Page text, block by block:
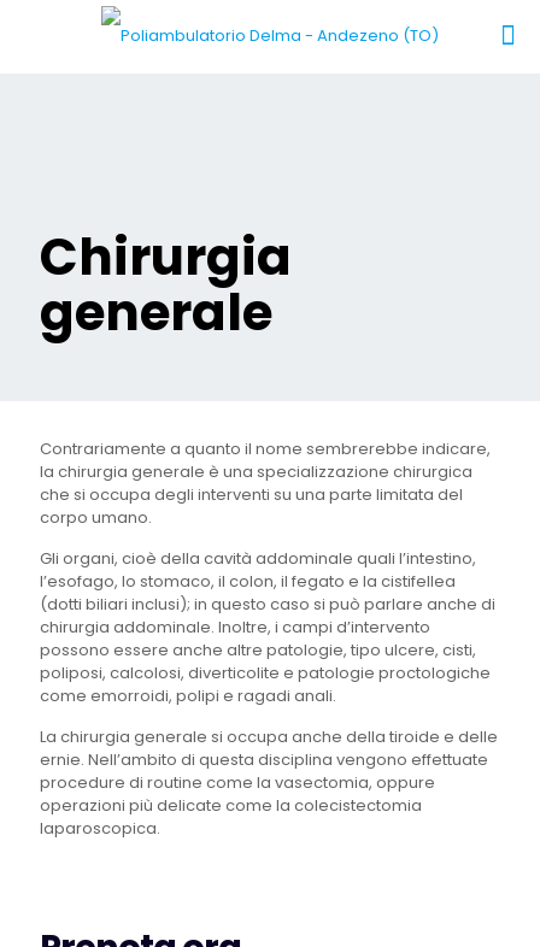
Chirurgia
generale
Contrariamente a quanto il nome sembrerebbe indicare,
la chirurgia generale è una specializzazione chirurgica
che si occupa degli interventi su una parte limitata del
corpo umano.
Gli organi, cioè della cavità addominale quali l’intestino,
l’esofago, lo stomaco, il colon, il fegato e la cistifellea
(dotti biliari inclusi); in questo caso si può parlare anche di
chirurgia addominale. Inoltre, i campi d’intervento
possono essere anche altre patologie, tipo ulcere, cisti,
poliposi, calcolosi, diverticolite e patologie proctologiche
come emorroidi, polipi e ragadi anali.
La chirurgia generale si occupa anche della tiroide e delle
ernie. Nell’ambito di questa disciplina vengono effettuate
procedure di routine come la vasectomia, oppure
operazioni più delicate come la colecistectomia
laparoscopica.